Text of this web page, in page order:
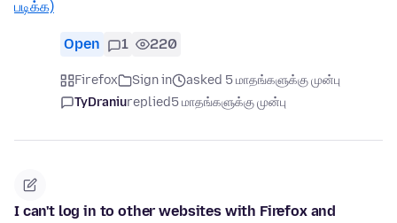
படிக்க)
Open 1 220
Firefox Sign in
asked 5 மாதங்களுக்கு முன்பு
TyDraniureplied5 மாதங்களுக்கு முன்பு
I can't log in to other websites with Firefox and